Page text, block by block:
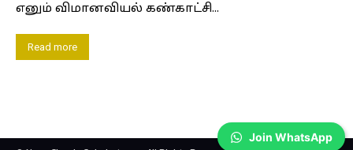
எனும் விமானவியல் கண்காட்சி...
Read more
Join WhatsApp